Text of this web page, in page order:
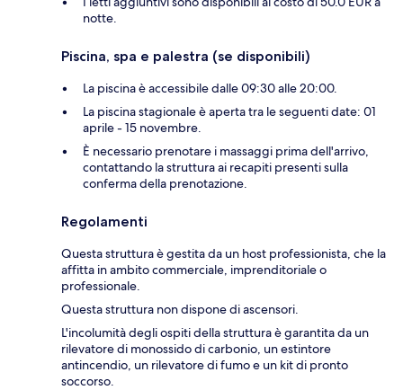
notte.
Piscina, spa e palestra (se disponibili)
La piscina è accessibile dalle 09:30 alle 20:00.
La piscina stagionale è aperta tra le seguenti date: 01
aprile - 15 novembre.
È necessario prenotare i massaggi prima dell'arrivo,
contattando la struttura ai recapiti presenti sulla
conferma della prenotazione.
Regolamenti
Questa struttura è gestita da un host professionista, che la
affitta in ambito commerciale, imprenditoriale o
professionale.
Questa struttura non dispone di ascensori.
L'incolumità degli ospiti della struttura è garantita da un
rilevatore di monossido di carbonio, un estintore
antincendio, un rilevatore di fumo e un kit di pronto
soccorso.